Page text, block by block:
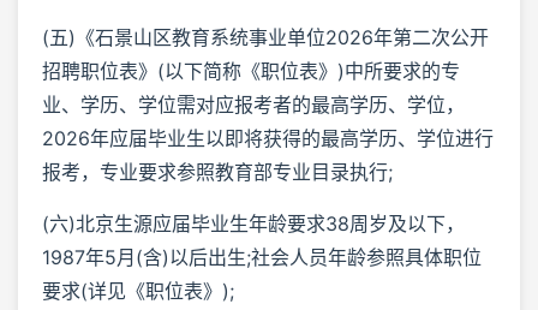
(五)《石景山区教育系统事业单位2026年第二次公开
招聘职位表》(以下简称《职位表》)中所要求的专
业、学历、学位需对应报考者的最高学历、学位，
2026年应届毕业生以即将获得的最高学历、学位进行
报考，专业要求参照教育部专业目录执行;
(六)北京生源应届毕业生年龄要求38周岁及以下，
1987年5月(含)以后出生;社会人员年龄参照具体职位
要求(详见《职位表》);